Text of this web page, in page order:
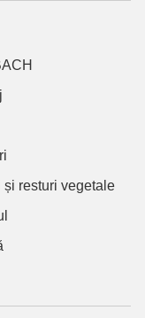
resturi vegetale